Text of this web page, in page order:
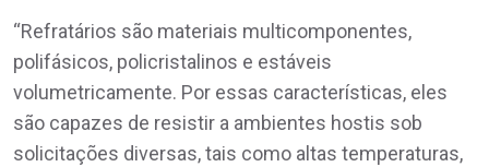
“Refratários são materiais multicomponentes,
polifásicos, policristalinos e estáveis
volumetricamente. Por essas características, eles
são capazes de resistir a ambientes hostis sob
solicitações diversas, tais como altas temperaturas,